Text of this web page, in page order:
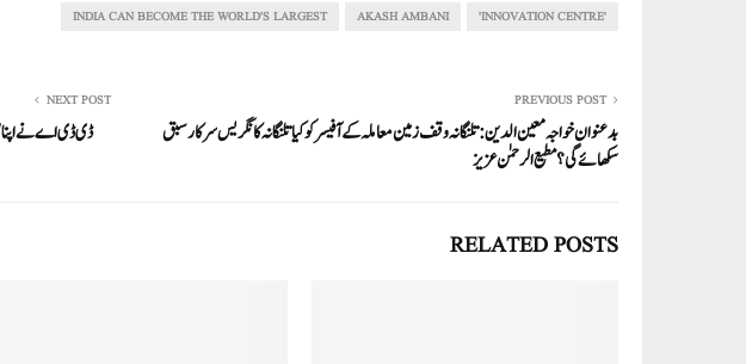
A
ok
r
In 'INNOVATION CENTRE'
AKASH AMBANI
INDIA CAN BECOME THE WORLD'S LARGEST
PREVIOUS POST
بدعنوان خواجہ معین الدین :تلنگانہ وقف زمین معاملہ کے آفیسر کوکیا تلنگانہ کانگریس سرکار سبق
سکھائے گی؟ مطیع الرحمٰن عزیز
NEXT POST
ڈی ڈی اے نے اپنا 67واں یوم تاسیس منایا
RELATED POSTS